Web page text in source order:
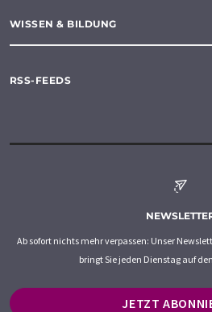
WISSEN & BILDUNG
RSS-FEEDS
Ab sofort nichts mehr verpassen: Unser
bringt Sie jeden Dienstag auf
JETZT